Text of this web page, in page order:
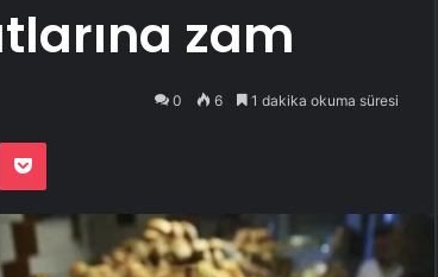
zam
0 6 1 dakika okuma süresi
Pocket